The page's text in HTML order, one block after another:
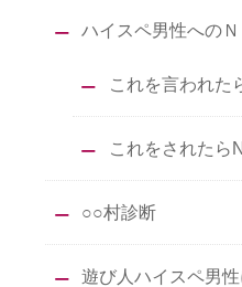
ハイスペ男性への
これを言われた
これをされたら
○○村診断
遊び人ハイスペ男性